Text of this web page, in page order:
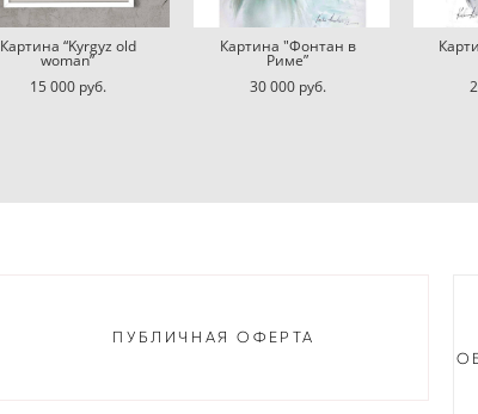
Картина “Kyrgyz old
woman”
15 000 pуб.
Картина "Фонтан в
Риме”
30 000 pуб.
ПУБЛИЧНАЯ ОФЕРТА